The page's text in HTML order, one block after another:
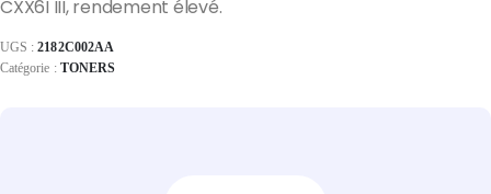
CXX6I III, rendement élevé.
UGS :2182C002AA
Catégorie : TONERS